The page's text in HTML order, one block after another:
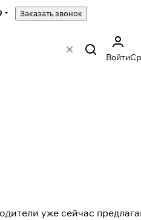
Заказать звонок
Войти
уже сейчас